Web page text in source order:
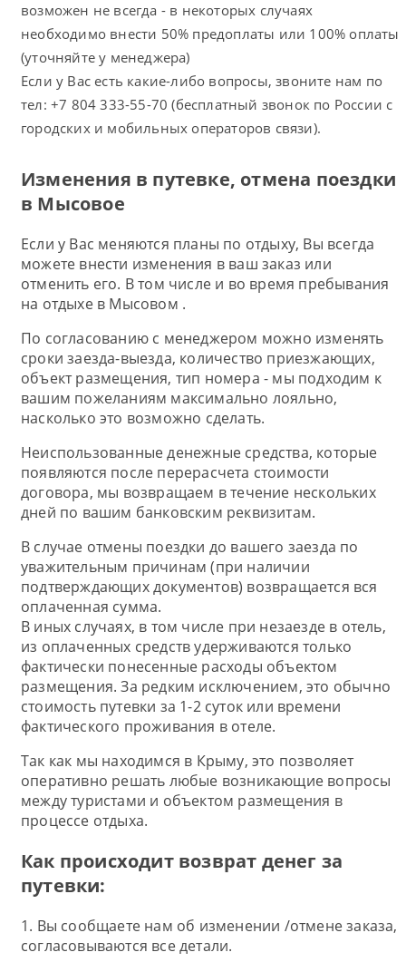
возможен не всегда - в некоторых случаях
необходимо внести 50% предоплаты или 100% оплаты
(уточняйте у менеджера)
Если у Вас есть какие-либо вопросы, звоните нам по
тел: +7 804 333-55-70 (бесплатный звонок по России с
городских и мобильных операторов связи).
Изменения в путевке, отмена поездки
в Мысовое
Если у Вас меняются планы по отдыху, Вы всегда
можете внести изменения в ваш заказ или
отменить его. В том числе и во время пребывания
на отдыхе в Мысовом .
По согласованию с менеджером можно изменять
сроки заезда-выезда, количество приезжающих,
объект размещения, тип номера - мы подходим к
вашим пожеланиям максимально лояльно,
насколько это возможно сделать.
Неиспользованные денежные средства, которые
появляются после перерасчета стоимости
договора, мы возвращаем в течение нескольких
дней по вашим банковским реквизитам.
В случае отмены поездки до вашего заезда по
уважительным причинам (при наличии
подтверждающих документов) возвращается вся
оплаченная сумма.
В иных случаях, в том числе при незаезде в отель,
из оплаченных средств удерживаются только
фактически понесенные расходы объектом
размещения. За редким исключением, это обычно
стоимость путевки за 1-2 суток или времени
фактического проживания в отеле.
Так как мы находимся в Крыму, это позволяет
оперативно решать любые возникающие вопросы
между туристами и объектом размещения в
процессе отдыха.
Как происходит возврат денег за
путевки:
1. Вы сообщаете нам об изменении /отмене заказа,
согласовываются все детали.